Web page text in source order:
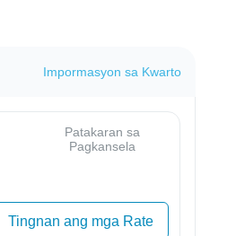
Impormasyon sa Kwarto
Patakaran sa
Pagkansela
Tingnan ang mga Rate